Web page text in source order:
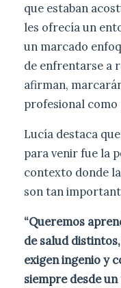
que estaban
les ofrecía un
un marcado
de enfrentarse a
afirman,
profesional como
Lucía destaca
para venir fue la
contexto donde
son tan
“Queremos
de salud
exigen ingenio y
siempre desde